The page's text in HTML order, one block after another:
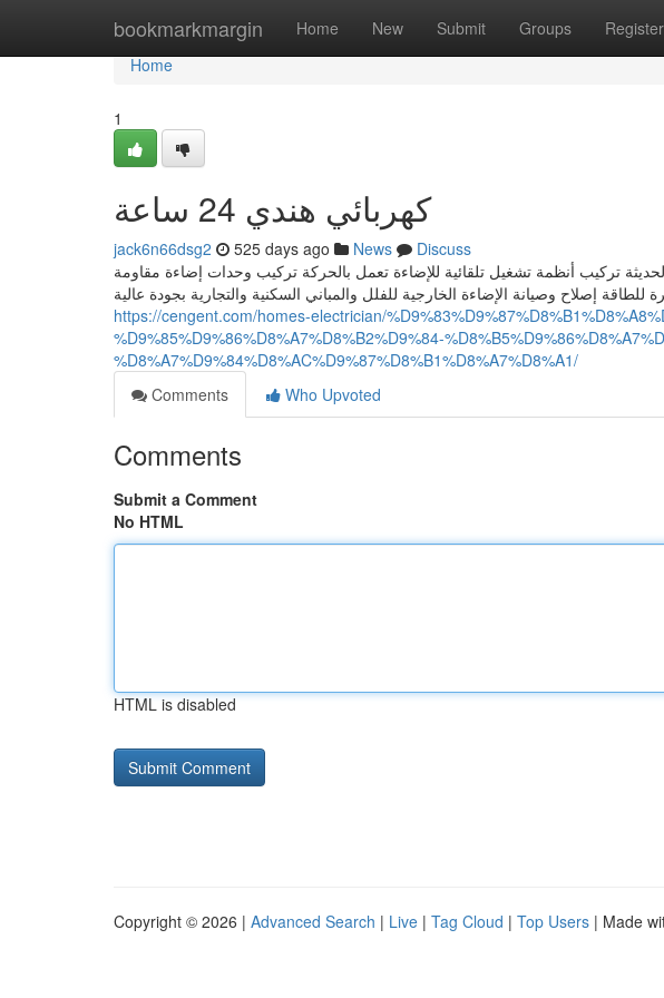
bookmarkmargin Home New Submit Groups Register
Home
Home
1
كهربائي هندي 24 ساعة
jack6n66dsg2 525 days ago News
Discuss
تركيب أنظمة تشغيل تلقائية للإضاءة تعمل بالحركة تركيب وحدات إضاءة مقاومة
إصلاح وصيانة الإضاءة الخارجية للفلل والمباني السكنية والتجارية بجودة عالية
https://cengent.com/homes-electrician/
%D9%85%D9%86%D8%A7%D8%B2%D9%84-
%D8%A7%D9%84%D8%AC%D9%87%D8%B1%D8%A7%D8%A1/
Comments
Who Upvoted
Comments
Submit a Comment
No HTML
HTML is disabled
Copyright © 2026 | Advanced Search | Live | Tag Cloud | Top Users | Made